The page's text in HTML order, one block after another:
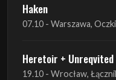
Haken
07.10 - Warszawa, Oczki
Heretoir + Unreqvited
19.10 - Wrocław,